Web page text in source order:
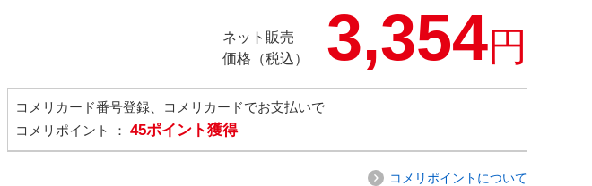
ネット販売
価格（税込）
3,354円
コメリカード番号登録、コメリカードでお支払いで
コメリポイント ： 45ポイント獲得
コメリポイントについて